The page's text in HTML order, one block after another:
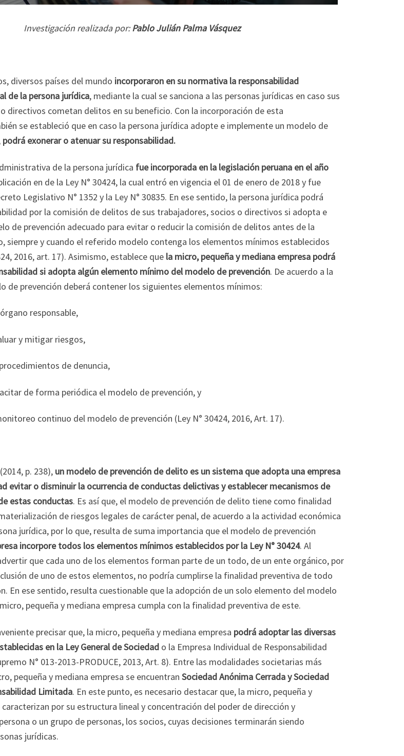
Investigación realizada por:Pablo Julián Palma Vásquez
diversos países del mundo incorporaron en su normativa la responsabilidad
de la persona jurídica, mediante la cual se sanciona a las personas jurídicas en caso sus
directivos cometan delitos en su beneficio. Con la incorporación de esta
se estableció que en caso la persona jurídica adopte e implemente un modelo de
podrá exonerar o atenuar su responsabilidad.
de la persona jurídica fue incorporada en la legislación peruana en el año
en de la Ley N° 30424, la cual entró en vigencia el 01 de enero de 2018 y fue
Legislativo N° 1352 y la Ley N° 30835. En ese sentido, la persona jurídica podrá
por la comisión de delitos de sus trabajadores, socios o directivos si adopta e
de prevención adecuado para evitar o reducir la comisión de delitos antes de la
siempre y cuando el referido modelo contenga los elementos mínimos establecidos
2016, art. 17). Asimismo, establece que la micro, pequeña y mediana empresa podrá
si adopta algún elemento mínimo del modelo de prevención. De acuerdo a la
de prevención deberá contener los siguientes elementos mínimos:
responsable,
y mitigar riesgos,
de denuncia,
de forma periódica el modelo de prevención, y
continuo del modelo de prevención (Ley N° 30424, 2016, Art. 17).
p. 238), un modelo de prevención de delito es un sistema que adopta una empresa
evitar o disminuir la ocurrencia de conductas delictivas y establecer mecanismos de
estas conductas. Es así que, el modelo de prevención de delito tiene como finalidad
de riesgos legales de carácter penal, de acuerdo a la actividad económica
jurídica, por lo que, resulta de suma importancia que el modelo de prevención
incorpore todos los elementos mínimos establecidos por la Ley N° 30424. Al
que cada uno de los elementos forman parte de un todo, de un ente orgánico, por
de uno de estos elementos, no podría cumplirse la finalidad preventiva de todo
En ese sentido, resulta cuestionable que la adopción de un solo elemento del modelo
pequeña y mediana empresa cumpla con la finalidad preventiva de este.
precisar que, la micro, pequeña y mediana empresa podrá adoptar las diversas
en la Ley General de Sociedad o la Empresa Individual de Responsabilidad
N° 013-2013-PRODUCE, 2013, Art. 8). Entre las modalidades societarias más
pequeña y mediana empresa se encuentran Sociedad Anónima Cerrada y Sociedad
Limitada. En este punto, es necesario destacar que, la micro, pequeña y
por su estructura lineal y concentración del poder de dirección y
o un grupo de personas, los socios, cuyas decisiones terminarán siendo
jurídicas.